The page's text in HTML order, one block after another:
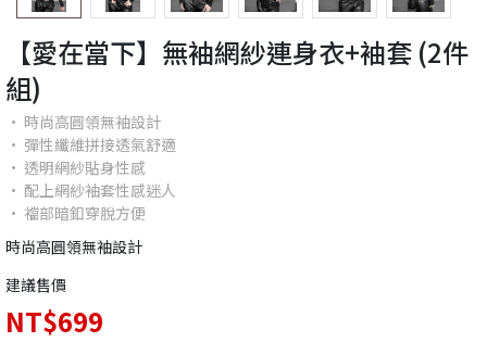
【愛在當下】無袖網紗連身衣+袖套 (2件
組)
• 時尚高圓領無袖設計
• 彈性纖維拼接透氣舒適
• 透明網紗貼身性感
• 配上網紗袖套性感迷人
• 襠部暗釦穿脫方便
時尚高圓領無袖設計
建議售價
NT$699